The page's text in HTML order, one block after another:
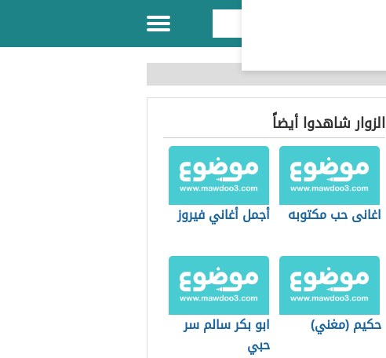
الزوار شاهدوا أيضاً
اغانى حب مكتوبه أجمل أغاني فيروز
حكيم (مغني)
ابو بكر سالم سر
حبي